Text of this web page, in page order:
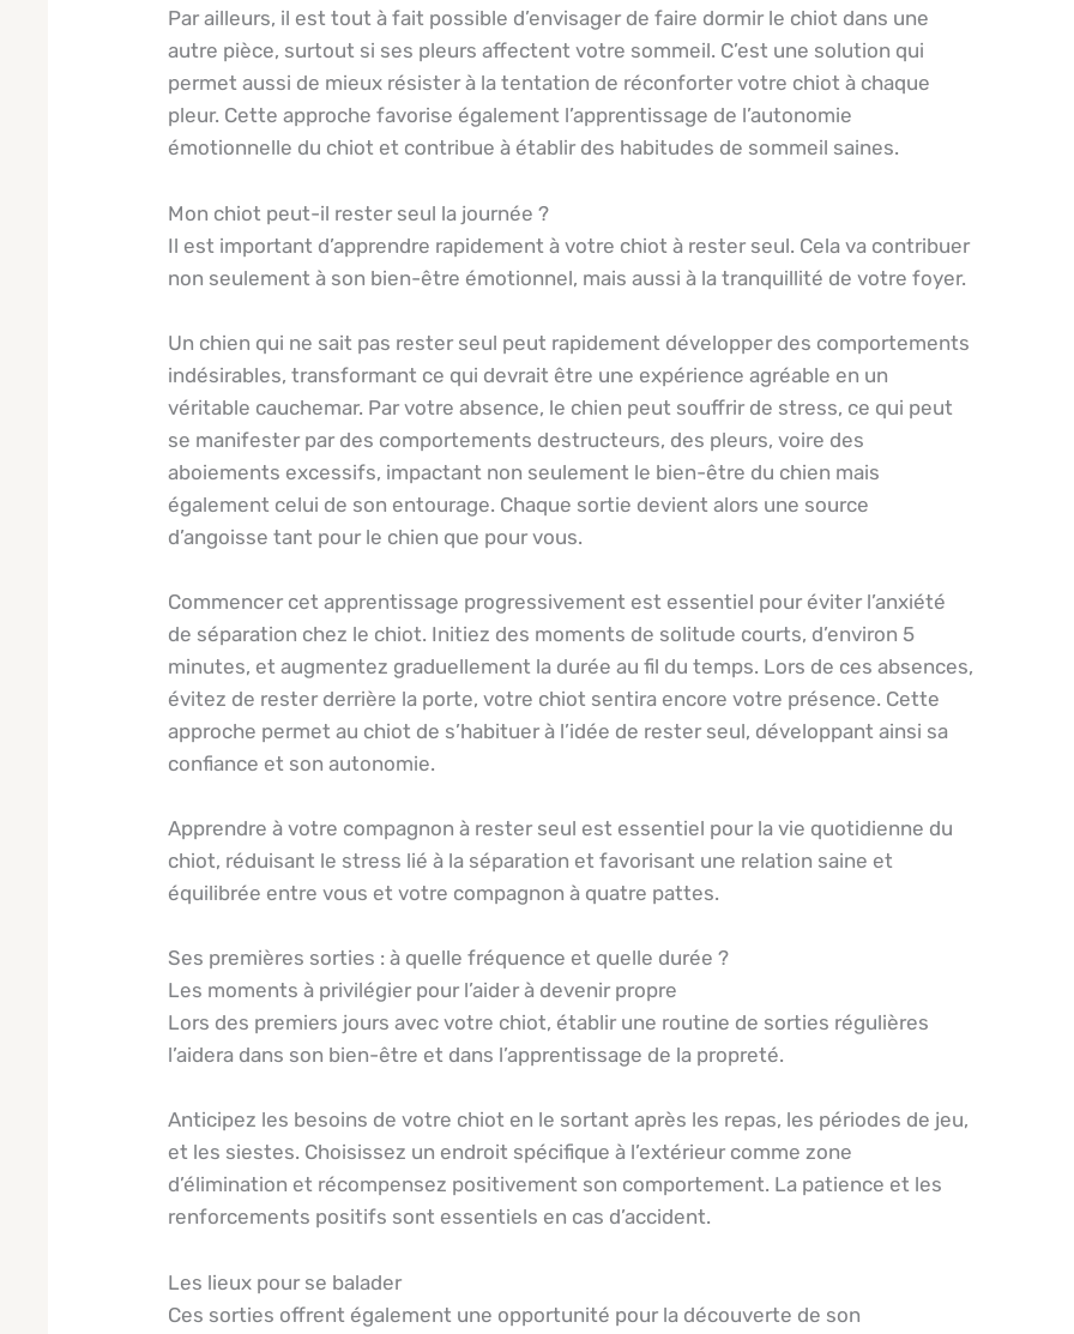
Par ailleurs, il est tout à fait possible d’envisager de faire dormir le chiot dans une
autre pièce, surtout si ses pleurs affectent votre sommeil. C’est une solution qui
permet aussi de mieux résister à la tentation de réconforter votre chiot à chaque
pleur. Cette approche favorise également l’apprentissage de l’autonomie
émotionnelle du chiot et contribue à établir des habitudes de sommeil saines.
Mon chiot peut-il rester seul la journée ?
Il est important d’apprendre rapidement à votre chiot à rester seul. Cela va contribuer
non seulement à son bien-être émotionnel, mais aussi à la tranquillité de votre foyer.
Un chien qui ne sait pas rester seul peut rapidement développer des comportements
indésirables, transformant ce qui devrait être une expérience agréable en un
véritable cauchemar. Par votre absence, le chien peut souffrir de stress, ce qui peut
se manifester par des comportements destructeurs, des pleurs, voire des
aboiements excessifs, impactant non seulement le bien-être du chien mais
également celui de son entourage. Chaque sortie devient alors une source
d’angoisse tant pour le chien que pour vous.
Commencer cet apprentissage progressivement est essentiel pour éviter l’anxiété
de séparation chez le chiot. Initiez des moments de solitude courts, d’environ 5
minutes, et augmentez graduellement la durée au fil du temps. Lors de ces absences,
évitez de rester derrière la porte, votre chiot sentira encore votre présence. Cette
approche permet au chiot de s’habituer à l’idée de rester seul, développant ainsi sa
confiance et son autonomie.
Apprendre à votre compagnon à rester seul est essentiel pour la vie quotidienne du
chiot, réduisant le stress lié à la séparation et favorisant une relation saine et
équilibrée entre vous et votre compagnon à quatre pattes.
Ses premières sorties : à quelle fréquence et quelle durée ?
Les moments à privilégier pour l’aider à devenir propre
Lors des premiers jours avec votre chiot, établir une routine de sorties régulières
l’aidera dans son bien-être et dans l’apprentissage de la propreté.
Anticipez les besoins de votre chiot en le sortant après les repas, les périodes de jeu,
et les siestes. Choisissez un endroit spécifique à l’extérieur comme zone
d’élimination et récompensez positivement son comportement. La patience et les
renforcements positifs sont essentiels en cas d’accident.
Les lieux pour se balader
Ces sorties offrent également une opportunité pour la découverte de son